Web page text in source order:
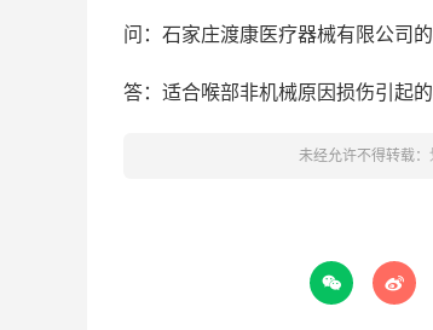
问：石家庄渡康医疗器械有限公司
答：适合喉部非机械原因损伤引起
未经允许不得转载：
 